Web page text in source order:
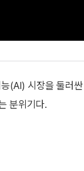
(AI) 시장을 둘러싼
분위기다.